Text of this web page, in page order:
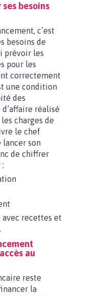
besoins
c’est
besoins de
prévoir les
pour les
correctement
une condition
des
réalisé
charges de
le chef
lancer son
de chiffrer
recettes et
au
reste
la